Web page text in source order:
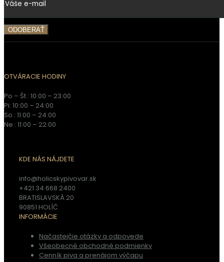
OTVÁRACIE HODINY
Po – Št : 10:00 – 23:00
Pi: 10:00 – 24:00
So : 11:00 – 24:00
Ne : 11:00 – 22:00
KDE NÁS NÁJDETE
info@holicskypivovar.sk
+421 34 668 2400
BRATISLAVSKÁ 20
90851 HOLÍČ
INFORMÁCIE
Načastejčie otázky a odpovede
Všeobecné obchodné podmienky
Cenník piva a prenájom výčapu